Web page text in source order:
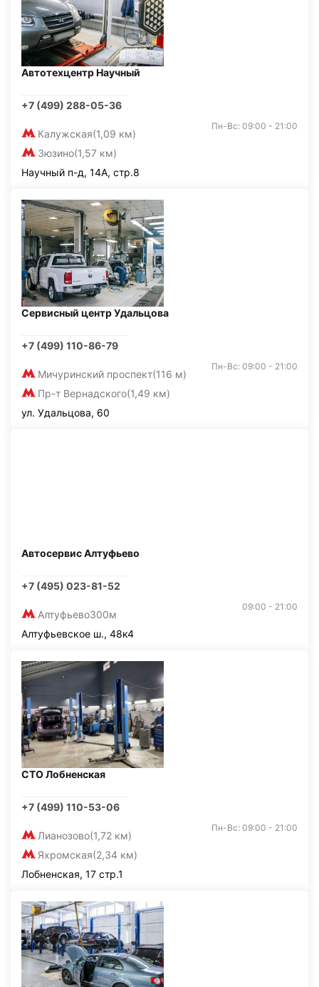
Автотехцентр Научный
+7 (499) 288-05-36
Калужская(1,09 км)
Зюзино(1,57 км)
Пн-Вс: 09:00 - 21:00
Научный п-д, 14А, стр.8
Сервисный центр Удальцова
+7 (499) 110-86-79
Мичуринский проспект(116 м)
Пр-т Вернадского(1,49 км)
Пн-Вс: 09:00 - 21:00
ул. Удальцова, 60
Автосервис Алтуфьево
+7 (495) 023-81-52
Алтуфьево300м
09:00 - 21:00
Алтуфьевское ш., 48к4
СТО Лобненская
+7 (499) 110-53-06
Лианозово(1,72 км)
Яхромская(2,34 км)
Пн-Вс: 09:00 - 21:00
Лобненская, 17 стр.1